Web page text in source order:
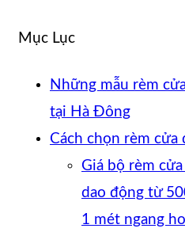
Mục Lục
Những mẫu rèm
tại Hà Đông
Cách chọn rèm cửa
Giá bộ rèm cửa
dao động từ
1 mét ngang